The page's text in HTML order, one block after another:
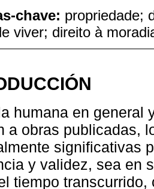
chave: propriedade;
viver; direito à
humana en general
a obras publicadas,
significativas
y validez, sea en
tiempo